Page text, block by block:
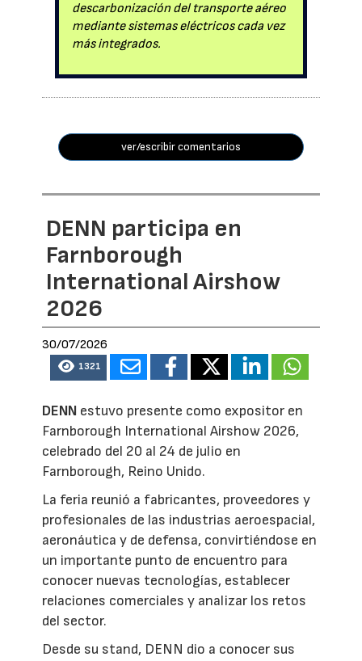
descarbonización del transporte aéreo
mediante sistemas eléctricos cada vez
más integrados.
ver/escribir comentarios
DENN participa en
Farnborough
International Airshow
2026
30/07/2026
1321
DENN estuvo presente como expositor en
Farnborough International Airshow 2026,
celebrado del 20 al 24 de julio en
Farnborough, Reino Unido.
La feria reunió a fabricantes, proveedores y
profesionales de las industrias aeroespacial,
aeronáutica y de defensa, convirtiéndose en
un importante punto de encuentro para
conocer nuevas tecnologías, establecer
relaciones comerciales y analizar los retos
del sector.
Desde su stand, DENN dio a conocer sus